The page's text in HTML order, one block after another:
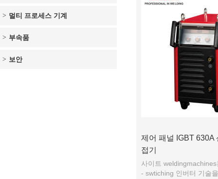
멀티 프로세스 기계
부속품
보안
제어 패널 IGBT 630A
접기
사이트
- swtiching 인버터 기술